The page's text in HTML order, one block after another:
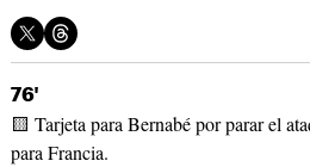
76'
🟨 Tarjeta para Bernabé por parar el
para Francia.